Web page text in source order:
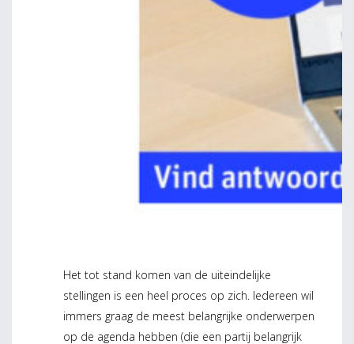
Het tot stand komen van de uiteindelijke
stellingen is een heel proces op zich. Iedereen wil
immers graag de meest belangrijke onderwerpen
op de agenda hebben (die een partij belangrijk